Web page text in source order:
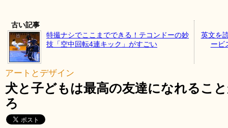
古い記事
特撮ナシでここまでできる！テコンドーの妙
技「空中回転4連キック」がすごい
英文を
ービ
アートとデザイン
犬と子どもは最高の友達になれるこ
ろ